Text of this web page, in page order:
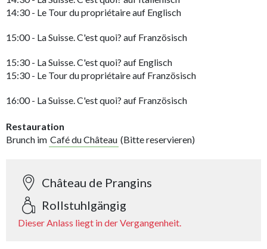
14:30 - Le Tour du propriétaire auf Englisch
15:00 - La Suisse. C'est quoi? auf Französisch
15:30 - La Suisse. C'est quoi? auf Englisch
15:30 - Le Tour du propriétaire auf Französisch
16:00 - La Suisse. C'est quoi? auf Französisch
Restauration
Brunch im Café du Château (Bitte reservieren)
Château de Prangins
Rollstuhlgängig
Dieser Anlass liegt in der Vergangenheit.